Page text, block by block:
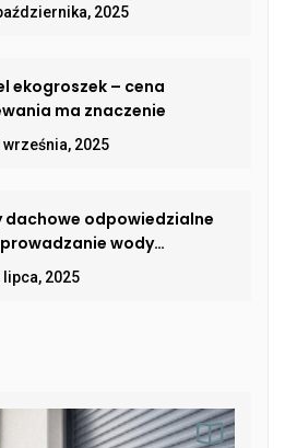
2025
ekogroszek – cena
ma znaczenie
września, 2025
dachowe odpowiedzialne
wody
lipca, 2025